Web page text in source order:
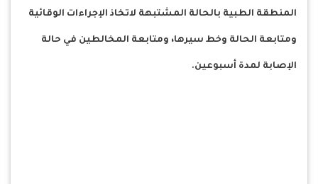
المنطقة الطبية بالحالة المشتبهة لاتخاذ الإجراءات الوقائية
ومتابعة الحالة وخط سيرها، ومتابعة المخالطين في حالة
الإصابة لمدة أسبوعين.